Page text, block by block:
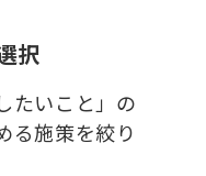
択
たいこと」の
る施策を絞り